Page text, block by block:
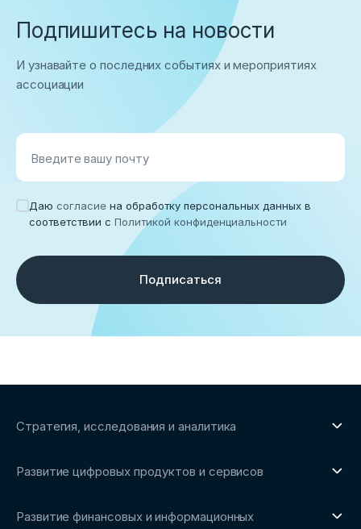
Подпишитесь на новости
И узнавайте о последних событиях и мероприятиях
ассоциации
Введите вашу почту
Даю согласие на обработку персональных данных в
соответствии с Политикой конфиденциальности
Подписаться
Стратегия, исследования и аналитика
Обзоры рынка и аналитические исследования
Развитие цифровых продуктов и сервисов
Развитие финансовых и информационных